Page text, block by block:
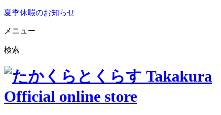
夏季休暇のお知らせ
メニュー
検索